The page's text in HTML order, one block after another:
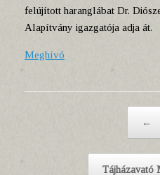
felújított haranglábat Dr.
Alapítvány igazgatója adja át.
Meghívó
←
Tájházavató